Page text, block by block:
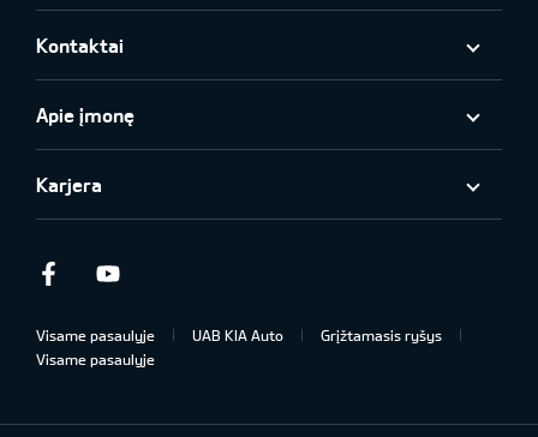
Kontaktai
Apie įmonę
Karjera
Facebook
Visame pasaulyje UAB KIA Auto
Grįžtamasis ryšys
Visame pasaulyje